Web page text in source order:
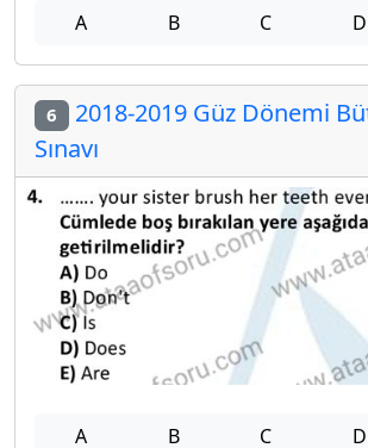
A B C D
6 2018-2019 Güz Dönemi
Sınavı
A B C D